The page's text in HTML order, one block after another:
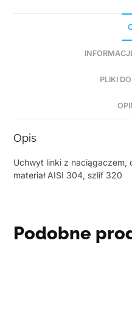
PLIKI
Opis
Uchwyt linki z naciągaczem,
materiał AISI 304, szlif 320
Podobne